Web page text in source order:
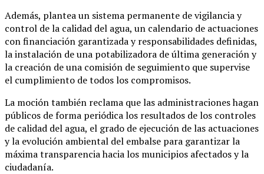
Además, plantea un sistema permanente de vigilancia y
control de la calidad del agua, un calendario de actuaciones
con financiación garantizada y responsabilidades definidas,
la instalación de una potabilizadora de última generación y
la creación de una comisión de seguimiento que supervise
el cumplimiento de todos los compromisos.
La moción también reclama que las administraciones hagan
públicos de forma periódica los resultados de los controles
de calidad del agua, el grado de ejecución de las actuaciones
y la evolución ambiental del embalse para garantizar la
máxima transparencia hacia los municipios afectados y la
ciudadanía.